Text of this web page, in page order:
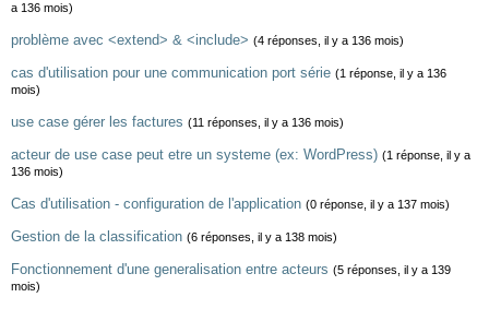
a 136 mois)
problème avec <extend> & <include> (4 réponses, il y a 136 mois)
cas d'utilisation pour une communication port série (1 réponse, il y a 136
mois)
use case gérer les factures (11 réponses, il y a 136 mois)
acteur de use case peut etre un systeme (ex: WordPress) (1 réponse, il y a
136 mois)
Cas d'utilisation - configuration de l'application (0 réponse, il y a 137 mois)
Gestion de la classification (6 réponses, il y a 138 mois)
Fonctionnement d'une generalisation entre acteurs (5 réponses, il y a 139
mois)